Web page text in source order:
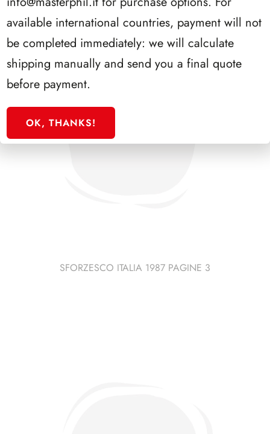
SFORZESCO ITALIA 1987 PAGINE 3
available international countries, payment will not
be completed immediately: we will calculate
shipping manually and send you a final quote
before payment.
OK, THANKS!